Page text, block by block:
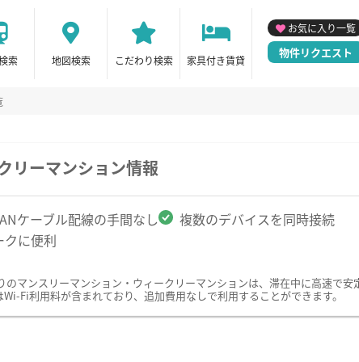
索 地図検索 こだわり検索 家具付き賃貸
お気に入り一覧
物件リクエスト
リーマンション情報
ケーブル配線の手間なし
複数のデバイスを同時接続
クに便利
マンスリーマンション・ウィークリーマンションは、滞在中に高速で安
Fi利用料が含まれており、追加費用なしで利用することができます。